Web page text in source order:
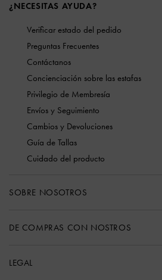
¿NECESITAS AYUDA?
Verificar estado del pedido
Preguntas Frecuentes
Contáctanos
Concienciación sobre las estafas
Privilegio de Membresía
Envíos y Seguimiento
Cambios y Devoluciones
Guía de Tallas
Cuidado del producto
SOBRE NOSOTROS
DE COMPRAS CON NOSTROS
LEGAL